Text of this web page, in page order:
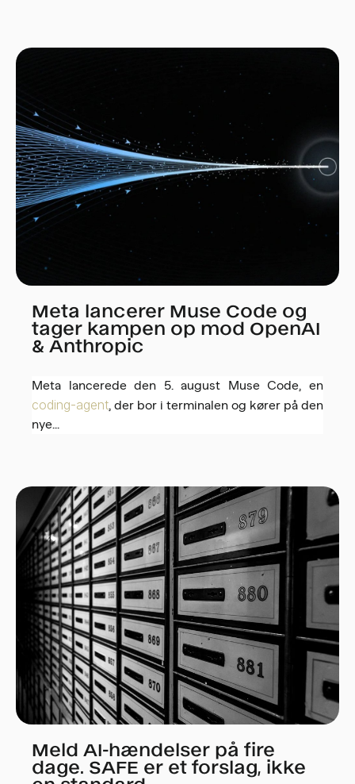
Meta lancerer Muse Code og
tager kampen op mod OpenAI
& Anthropic
Meta lancerede den 5. august Muse Code, en
coding-agent, der bor i terminalen og kører på den
nye...
Meld AI-hændelser på fire
dage. SAFE er et forslag, ikke